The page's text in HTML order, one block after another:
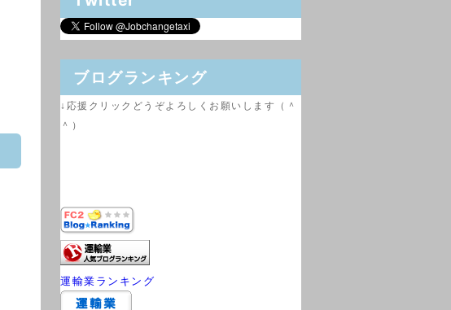
ブログランキング
↓応援クリックどうぞよろしくお願いします（＾
＾）
運輸業ランキング